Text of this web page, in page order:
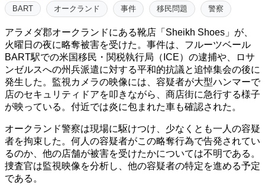
BART オークランド 事件 移民問題 警察
アラメダ郡オークランドにある靴店「Sheikh Shoes」が、
火曜日の夜に略奪被害を受けた。事件は、フルーツベール
BART駅での米国移民・関税執行局（ICE）の逮捕や、ロサ
ンゼルスへの州兵派遣に対する平和的抗議と追悼集会の後に
発生した。監視カメラの映像には、容疑者が大型ハンマーで
店のセキュリティドアを叩きながら、商店街に急行する様子
が映っている。付近では炎に包まれた車も確認された。
オークランド警察は現場に駆けつけ、少なくとも一人の容疑
者を拘束した。何人の容疑者がこの略奪行為で告発されてい
るのか、他の店舗が被害を受けたかについては不明である。
捜査官は監視映像を分析し、他の容疑者の特定を進める予定
である。